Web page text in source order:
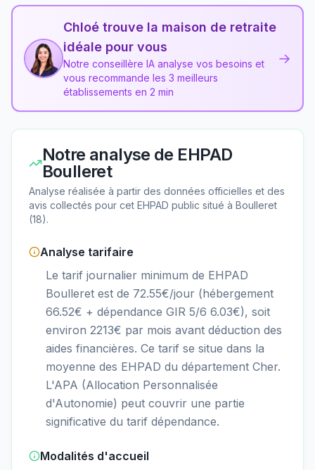
Chloé trouve la maison de retraite
idéale pour vous
Notre conseillère IA analyse vos besoins et
vous recommande les 3 meilleurs
établissements en 2 min
→
Notre analyse de EHPAD
Boulleret
Analyse réalisée à partir des données officielles et des
avis collectés pour cet EHPAD public situé à Boulleret
(18).
Analyse tarifaire
Le tarif journalier minimum de EHPAD
Boulleret est de 72.55€/jour (hébergement
66.52€ + dépendance GIR 5/6 6.03€), soit
environ 2213€ par mois avant déduction des
aides financières. Ce tarif se situe dans la
moyenne des EHPAD du département Cher.
L'APA (Allocation Personnalisée
d'Autonomie) peut couvrir une partie
significative du tarif dépendance.
Modalités d'accueil